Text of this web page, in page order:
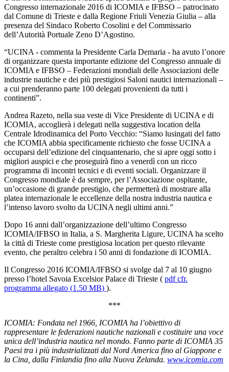
Congresso internazionale 2016 di ICOMIA e IFBSO – patrocinato
dal Comune di Trieste e dalla Regione Friuli Venezia Giulia – alla
presenza del Sindaco Roberto Cosolini e del Commissario
dell’Autorità Portuale Zeno D’Agostino.
“UCINA - commenta la Presidente Carla Demaria - ha avuto l’onore
di organizzare questa importante edizione del Congresso annuale di
ICOMIA e IFBSO – Federazioni mondiali delle Associazioni delle
industrie nautiche e dei più prestigiosi Saloni nautici internazionali –
a cui prenderanno parte 100 delegati provenienti da tutti i
continenti”.
Andrea Razeto, nella sua veste di Vice Presidente di UCINA e di
ICOMIA, accoglierà i delegati nella suggestiva location della
Centrale Idrodinamica del Porto Vecchio: “Siamo lusingati del fatto
che ICOMIA abbia specificamente richiesto che fosse UCINA a
occuparsi dell’edizione del cinquantenario, che si apre oggi sotto i
migliori auspici e che proseguirà fino a venerdì con un ricco
programma di incontri tecnici e di eventi sociali. Organizzare il
Congresso mondiale è da sempre, per l’Associazione ospitante,
un’occasione di grande prestigio, che permetterà di mostrare alla
platea internazionale le eccellenze della nostra industria nautica e
l’intenso lavoro svolto da UCINA negli ultimi anni.”
Dopo 16 anni dall’organizzazione dell’ultimo Congresso
ICOMIA/IFBSO in Italia, a S. Margherita Ligure, UCINA ha scelto
la città di Trieste come prestigiosa location per questo rilevante
evento, che peraltro celebra i 50 anni di fondazione di ICOMIA.
Il Congresso 2016 ICOMIA/IFBSO si svolge dal 7 al 10 giugno
presso l’hotel Savoia Excelsior Palace di Trieste ( pdfcfr.
programma allegato (1.50 MB) ).
***
ICOMIA: Fondata nel 1966, ICOMIA ha l’obiettivo di
rappresentare le federazioni nautiche nazionali e costituire una voce
unica dell’industria nautica nel mondo. Fanno parte di ICOMIA 35
Paesi tra i più industrializzati dal Nord America fino al Giappone e
la Cina, dalla Finlandia fino alla Nuova Zelanda. www.icomia.com